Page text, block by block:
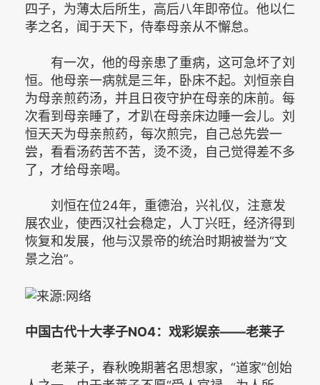
四子，为薄太后所生，高后八年即帝位。他以仁
孝之名，闻于天下，侍奉母亲从不懈怠。­
有一次，他的母亲患了重病，这可急坏了刘
恒。他母亲一病就是三年，卧床不起。刘恒亲自
为母亲煎药汤，并且日夜守护在母亲的床前。每
次看到母亲睡了，才趴在母亲床边睡一会儿。刘
恒天天为母亲煎药，每次煎完，自己总先尝一
尝，看看汤药苦不苦，烫不烫，自己觉得差不多
了，才给母亲喝。­
刘恒在位24年，重德治，兴礼仪，注意发
展农业，使西汉社会稳定，人丁兴旺，经济得到
恢复和发展，他与汉景帝的统治时期被誉为“文
景之治”。 ­
中国古代十大孝子NO4：戏彩娱亲——老莱子­
老莱子，春秋晚期著名思想家，“道家”创始